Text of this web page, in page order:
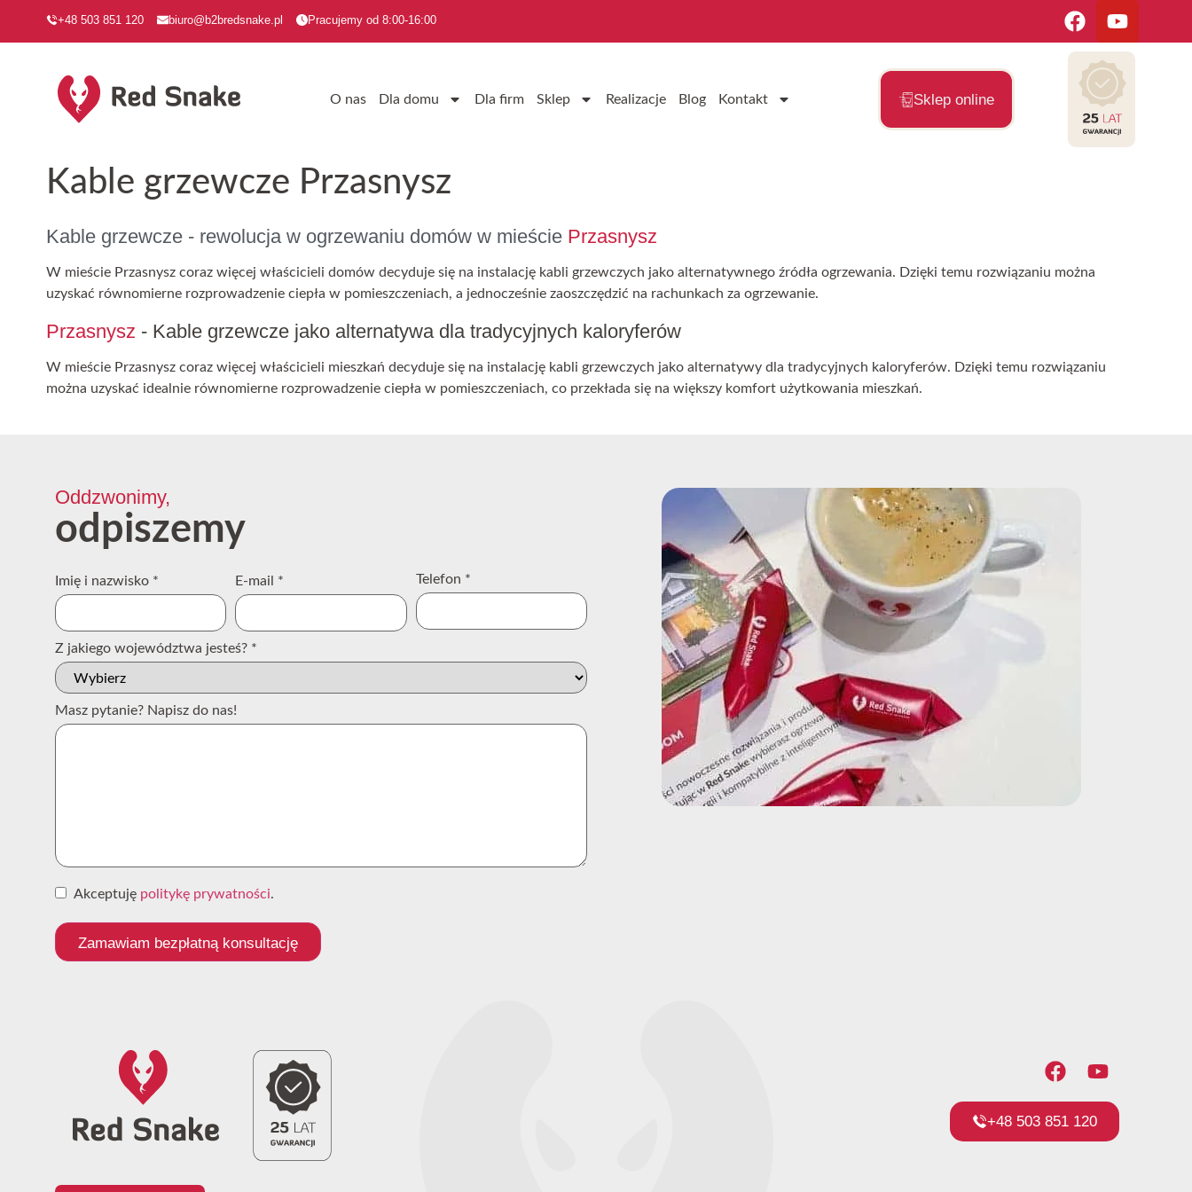
+48 503 851 120 biuro@b2bredsnake.pl Pracujemy od 8:00-16:00
O nas Dla domu Dla firm Sklep Realizacje Blog Kontakt Sklep online
Kable grzewcze Przasnysz
Kable grzewcze - rewolucja w ogrzewaniu domów w mieście Przasnysz
W mieście Przasnysz coraz więcej właścicieli domów decyduje się na instalację kabli grzewczych jako alternatywnego źródła ogrzewania. Dzięki temu rozwiązaniu można
uzyskać równomierne rozprowadzenie ciepła w pomieszczeniach, a jednocześnie zaoszczędzić na rachunkach za ogrzewanie.
Przasnysz - Kable grzewcze jako alternatywa dla tradycyjnych kaloryferów
W mieście Przasnysz coraz więcej właścicieli mieszkań decyduje się na instalację kabli grzewczych jako alternatywy dla tradycyjnych kaloryferów. Dzięki temu rozwiązaniu
można uzyskać idealnie równomierne rozprowadzenie ciepła w pomieszczeniach, co przekłada się na większy komfort użytkowania mieszkań.
Oddzwonimy,
odpiszemy
Imię i nazwisko * E-mail * Telefon *
Z jakiego województwa jesteś? *
Masz pytanie? Napisz do nas!
Akceptuję politykę prywatności.
Zamawiam bezpłatną konsultację
+48 503 851 120